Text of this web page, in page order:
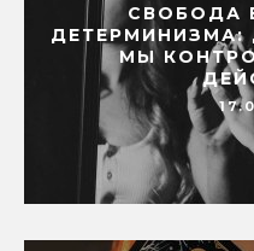
СВОБОДА
ДЕТЕРМИНИЗМА:
МЫ